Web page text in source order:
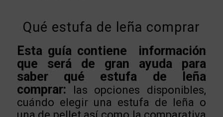
Qué estufa de leña comprar
Esta guía contiene información
que será de gran ayuda para
saber qué estufa de leña
comprar: las opciones disponibles,
cuándo elegir una estufa de leña o